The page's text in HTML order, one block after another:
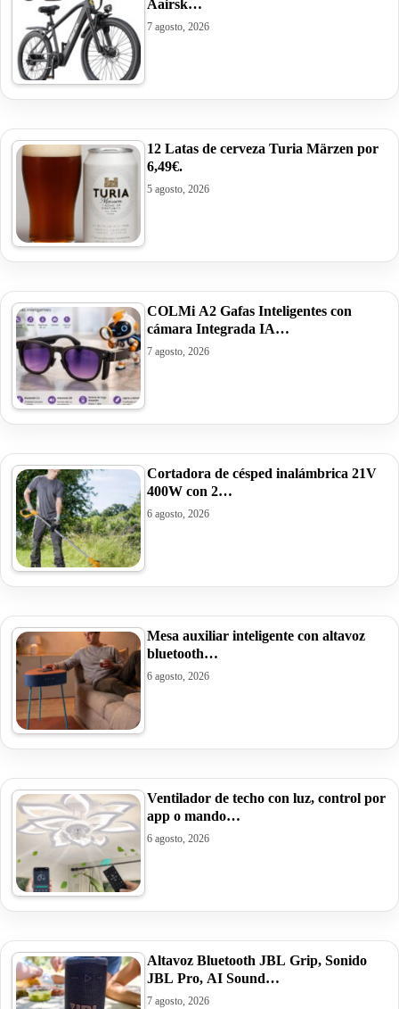
Aairsk…
7 agosto, 2026
12 Latas de cerveza Turia Märzen por
6,49€.
5 agosto, 2026
COLMi A2 Gafas Inteligentes con
cámara Integrada IA…
7 agosto, 2026
Cortadora de césped inalámbrica 21V
400W con 2…
6 agosto, 2026
Mesa auxiliar inteligente con altavoz
bluetooth…
6 agosto, 2026
Ventilador de techo con luz, control por
app o mando…
6 agosto, 2026
Altavoz Bluetooth JBL Grip, Sonido
JBL Pro, AI Sound…
7 agosto, 2026